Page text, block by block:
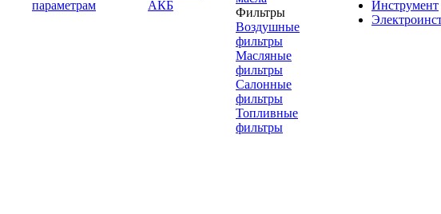
параметрам
АКБ
Фильтры
Воздушные
фильтры
Масляные
фильтры
Салонные
фильтры
Топливные
фильтры
Инструмент